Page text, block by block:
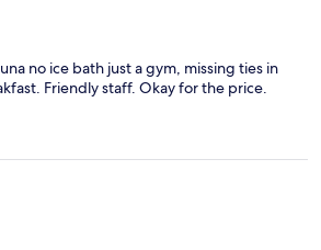
no ice bath just a gym, missing ties in
Friendly staff. Okay for the price.